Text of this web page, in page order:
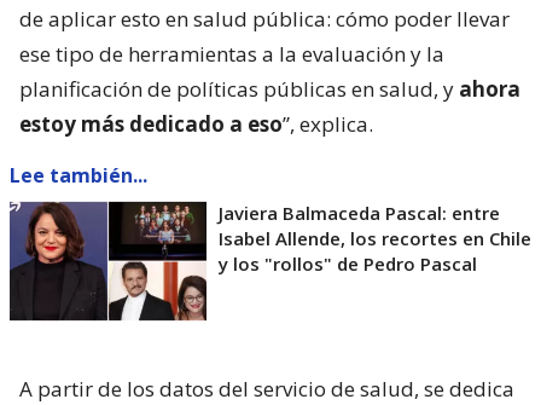
de aplicar esto en salud pública: cómo poder llevar
ese tipo de herramientas a la evaluación y la
planificación de políticas públicas en salud, y ahora
estoy más dedicado a eso”, explica.
Lee también...
Javiera Balmaceda Pascal: entre
Isabel Allende, los recortes en Chile
y los "rollos" de Pedro Pascal
A partir de los datos del servicio de salud, se dedica